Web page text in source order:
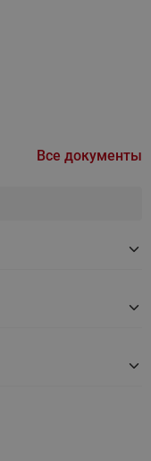
Все документы